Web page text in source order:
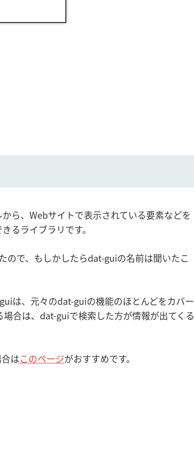
ら、Webサイトで表示されている要素などを
るライブラリです。
ので、もしかしたらdat-guiの名前は聞いたこ
は、元々のdat-guiの機能のほとんどをカバー
合は、dat-guiで検索した方が情報が出てくる
はこのページがおすすめです。